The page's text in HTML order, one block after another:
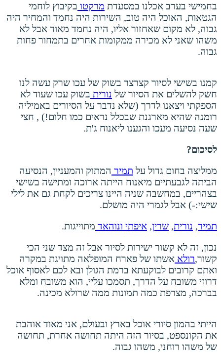
בחמישי בערב אכלנו במסעדת מרקטו בקיבוץ לוחמי
הגטאות, האוכל היה טוב, השירות היה נחמד והמחיר היה
גבוה, לא מקום שאחזור אליו, היה נחמד מאוד אבל לא
משהו שאני לא מכירה ממקומות אחרים בתמחור פחות
גבוה.
קמנו בשישי לסיור קצרצר בשוק של עכו שרק עשה לנו
חשק להשלים את הסיור של נורית בשוק עכו שעוד לא
הספקתי ויצאנו לדרך (שלא נדבר על הסיורים באמיליה
רומנה שהיא מארגנת שבכלל נראים כמו חלום!) , חצי
שעה נסיעה מעכו והגענו ליאנוח ג'ת.
לסיכום?
ממליצה בחום גדול על תמיר המתוק והמעניין, הנסיעה
הביתה לגבעתיים מיאנוח הייתה ארוכה ומתישה בשישי
בצהריים, במחשבה שניה היינו צריכים לקחת גם את לילי
שישי:-) אבל לגמרי היה מושלם.
תמיר, נורית, שרין, איפתי ונוהאד מתוייגות.
נכון, זה לא קשור ישירות לסיור אבל זה מצד שני הכי
קשור,רולא אשתו של פארח המופלאה מתויגת במקרה
ואתם קרובים לבוקעתא ברמת הגולן ובא לכם לאסוף אוכל
דרוזי משובח על הדרך, תסמכו עליי, הוא משובח ומלא
בברכה, מצרפת כמה תמונות ממה שרולא מכינה.
הייתי בהמון סיורי אוכל בארץ ובעולם, אני מאוד אוהבת
את הקונספט, בסיור הזה היתה תחושה אחרת, תחושה
של משהו רוחני, משהו גבוה.